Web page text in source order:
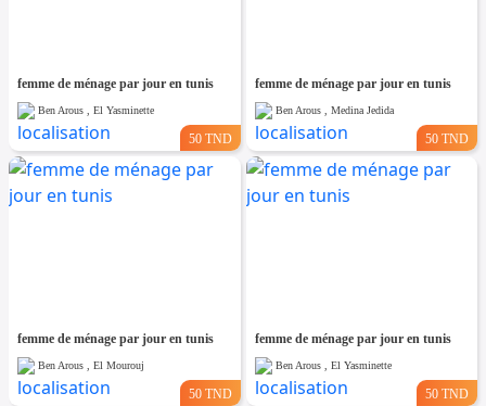
femme de ménage par jour en tunis
Ben Arous , El Yasminette
50 TND
femme de ménage par jour en tunis
Ben Arous , Medina Jedida
50 TND
femme de ménage par jour en tunis
Ben Arous , El Mourouj
50 TND
femme de ménage par jour en tunis
Ben Arous , El Yasminette
50 TND